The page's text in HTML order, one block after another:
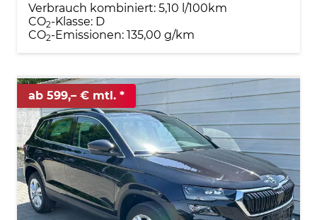
Verbrauch kombiniert: 5,10 l/100km
CO2-Klasse: D
CO2-Emissionen: 135,00 g/km
ab 599,– € mtl.